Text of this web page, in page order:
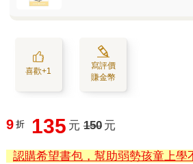
喜歡+1
寫評價
賺金幣
9 折 135 元 150 元
認購希望書包，幫助弱勢孩童上學